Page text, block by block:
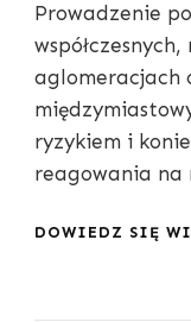
Prowadzenie
aglomeracjach
ryzykiem i
reagowania na
DOWIEDZ SIĘ